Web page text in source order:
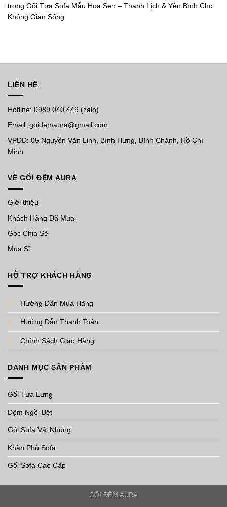
trong Gối Tựa Sofa Mẫu Hoa Sen – Thanh Lịch & Yên Bình Cho
Không Gian Sống
LIÊN HỆ
Hotline: 0989.040.449 (zalo)
Email: goidemaura@gmail.com
VPĐD: 05 Nguyễn Văn Linh, Bình Hưng, Bình Chánh, Hồ Chí
Minh
VỀ GỐI ĐỆM AURA
Giới thiệu
Khách Hàng Đã Mua
Góc Chia Sẻ
Mua Sỉ
HỖ TRỢ KHÁCH HÀNG
Hướng Dẫn Mua Hàng
Hướng Dẫn Thanh Toán
Chính Sách Giao Hàng
DANH MỤC SẢN PHẨM
Gối Tựa Lưng
Đệm Ngồi Bệt
Gối Sofa Vải Nhung
Khăn Phủ Sofa
Gối Sofa Cao Cấp
GỐI ĐỆM AURA